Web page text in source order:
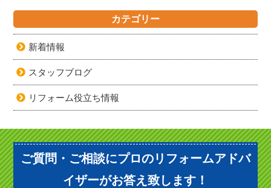
カテゴリー
新着情報
スタッフブログ
リフォーム役立ち情報
ご質問・ご相談にプロのリフォームアドバ
イザーがお答え致します！